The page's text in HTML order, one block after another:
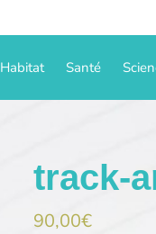
Habitat Santé
track-
90,00€